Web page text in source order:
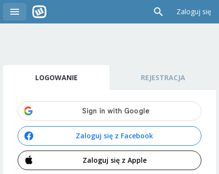
Zaloguj się
LOGOWANIE REJESTRACJA
Zaloguj się z Facebook
Zaloguj się z Apple